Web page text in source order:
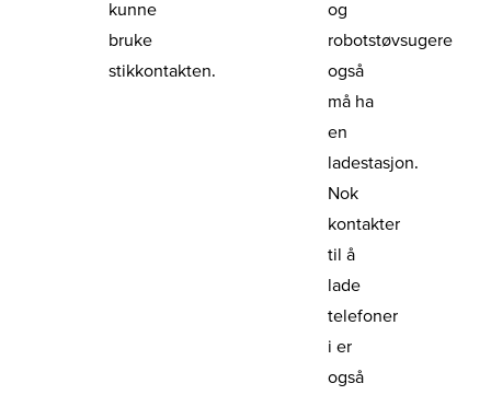
kunne
bruke
stikkontakten.
og
robotstøvsugere
også
må ha
en
ladestasjon.
Nok
kontakter
til å
lade
telefoner
i er
også